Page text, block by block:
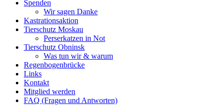
Spenden
Wir sagen Danke
Kastrationsaktion
Tierschutz Moskau
Perserkatzen in Not
Tierschutz Obninsk
Was tun wir & warum
Regenbogenbrücke
Links
Kontakt
Mitglied werden
FAQ (Fragen und Antworten)